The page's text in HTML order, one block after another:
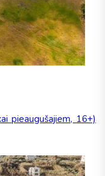
pieaugušajiem, 16+)